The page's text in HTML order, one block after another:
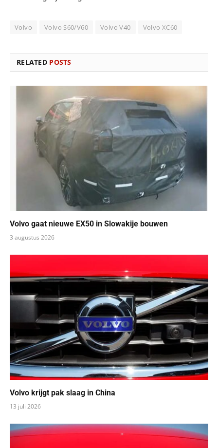
Volvo Volvo S60/V60 Volvo V40 Volvo XC60
RELATED POSTS
Volvo gaat nieuwe EX50 in Slowakije bouwen
3 augustus 2026
Volvo krijgt pak slaag in China
13 juli 2026